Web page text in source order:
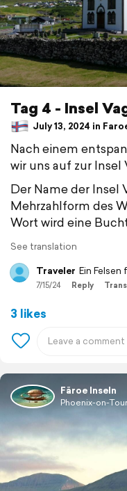
Tag 4 - Insel
July 13, 2024 in
Nach einem
wir uns auf zur Insel
Der Name der Insel
Mehrzahlform des
Wort wird eine
See translation
Traveler Ein Felsen
7/15/24 Reply
3 likes
Färoe Inseln
Phoenix-on-Tour